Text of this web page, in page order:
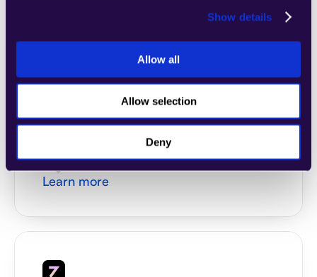
Show details
Allow all
Allow selection
Deny
4Dem
Combine secciones de una amplia gama
de categorías para crear fácilmente
su empresa en crecimiento.
Learn more